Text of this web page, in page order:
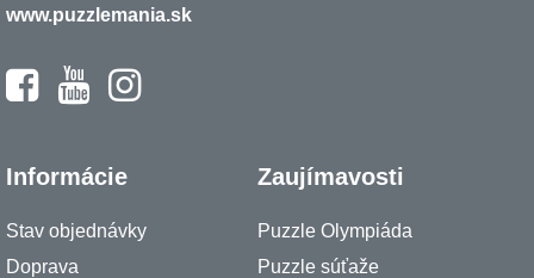
www.puzzlemania.sk
Informácie
Stav objednávky
Doprava
Zaujímavosti
Puzzle Olympiáda
Puzzle súťaže